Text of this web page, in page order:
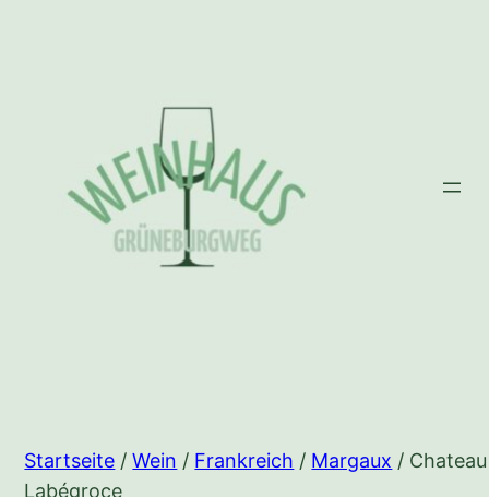
Startseite /Wein / Frankreich / Margaux / Chateau
Labégroce